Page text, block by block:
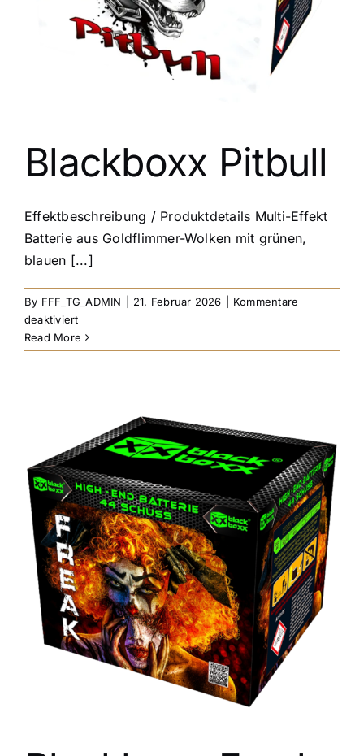
KONTAKT
Blackboxx Pitbull
Effektbeschreibung / Produktdetails Multi-Effekt
Batterie aus Goldflimmer-Wolken mit grünen,
blauen [...]
By FFF_TG_ADMIN 21. Februar 2026
Kommentare
deaktiviertfür
Blackboxx
Pitbull
Read More